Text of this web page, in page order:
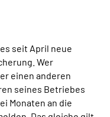
seit April neue
Wer
einen anderen
seines Betriebes
Monaten an die